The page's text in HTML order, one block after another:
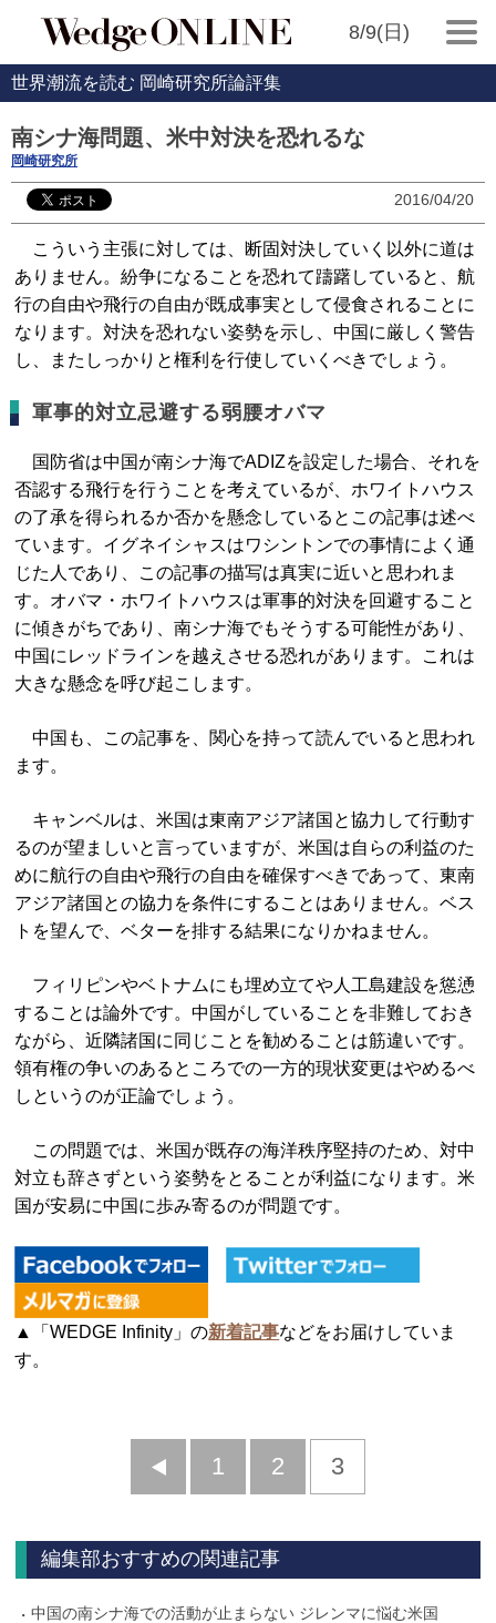
8/9(日)
世界潮流を読む 岡崎研究所論評集
南シナ海問題、米中対決を恐れるな
岡崎研究所
2016/04/20
こういう主張に対しては、断固対決していく以外に道は
ありません。紛争になることを恐れて躊躇していると、航
行の自由や飛行の自由が既成事実として侵食されることに
なります。対決を恐れない姿勢を示し、中国に厳しく警告
し、またしっかりと権利を行使していくべきでしょう。
軍事的対立忌避する弱腰オバマ
国防省は中国が南シナ海でADIZを設定した場合、それを
否認する飛行を行うことを考えているが、ホワイトハウス
の了承を得られるか否かを懸念しているとこの記事は述べ
ています。イグネイシャスはワシントンでの事情によく通
じた人であり、この記事の描写は真実に近いと思われま
す。オバマ・ホワイトハウスは軍事的対決を回避すること
に傾きがちであり、南シナ海でもそうする可能性があり、
中国にレッドラインを越えさせる恐れがあります。これは
大きな懸念を呼び起こします。
中国も、この記事を、関心を持って読んでいると思われ
ます。
キャンベルは、米国は東南アジア諸国と協力して行動す
るのが望ましいと言っていますが、米国は自らの利益のた
めに航行の自由や飛行の自由を確保すべきであって、東南
アジア諸国との協力を条件にすることはありません。ベス
トを望んで、ベターを排する結果になりかねません。
フィリピンやベトナムにも埋め立てや人工島建設を慫慂
することは論外です。中国がしていることを非難しておき
ながら、近隣諸国に同じことを勧めることは筋違いです。
領有権の争いのあるところでの一方的現状変更はやめるべ
しというのが正論でしょう。
この問題では、米国が既存の海洋秩序堅持のため、対中
対立も辞さずという姿勢をとることが利益になります。米
国が安易に中国に歩み寄るのが問題です。
▲「WEDGE Infinity」の新着記事などをお届けしていま
す。
前
1 2 3
編集部おすすめの関連記事
中国の南シナ海での活動が止まらない ジレンマに悩む米国